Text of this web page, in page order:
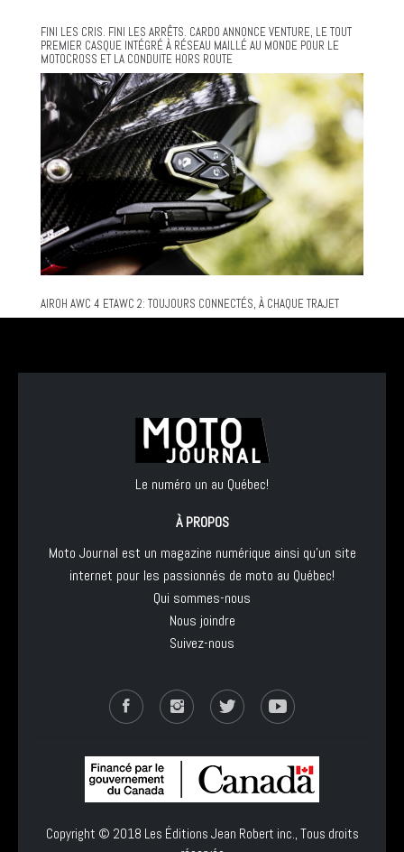
FINI LES CRIS. FINI LES ARRÊTS. CARDO ANNONCE VENTURE, LE TOUT
PREMIER CASQUE INTÉGRÉ À RÉSEAU MAILLÉ AU MONDE POUR LE
MOTOCROSS ET LA CONDUITE HORS ROUTE
AIROH AWC 4 ETAWC 2: TOUJOURS CONNECTÉS, À CHAQUE TRAJET
Le numéro un au Québec!
À PROPOS
Moto Journal est un magazine numérique ainsi qu'un site
internet pour les passionnés de moto au Québec!
Qui sommes-nous
Nous joindre
Suivez-nous
Copyright © 2018 Les Éditions Jean Robert inc., Tous droits